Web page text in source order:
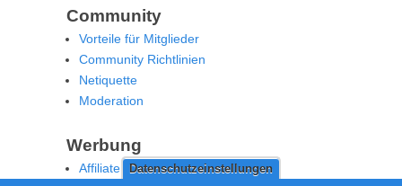
Datenschutzeinstellungen
Community
Vorteile für Mitglieder
Community Richtlinien
Netiquette
Moderation
Werbung
Affiliate Offenlegung